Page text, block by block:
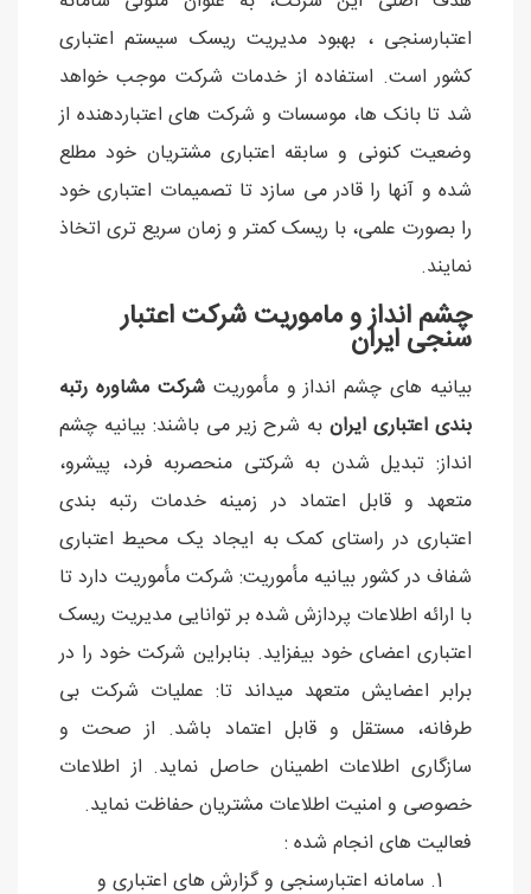
اعتبارسنجی ، بهبود مديريت ريسک سيستم اعتباری
کشور است. استفاده از خدمات شرکت موجب خواهد
شد تا بانک ها، موسسات و شرکت های اعتباردهنده از
وضعيت کنونی و سابقه اعتباری مشتريان خود مطلع
شده و آنها را قادر می سازد تا تصميمات اعتباری خود
را بصورت علمی، با ريسک کمتر و زمان سريع تری اتخاذ
نمايند.
چشم انداز و ماموریت شرکت اعتبار
سنجی ایران
بیانیه های چشم انداز و مأموریتشرکت مشاوره رتبه
بندی اعتباری ایرانبه شرح زیر می باشند: بیانیه چشم
انداز: تبدیل شدن به شرکتی منحصربه فرد، پیشرو،
متعهد و قابل اعتماد در زمینه خدمات رتبه بندی
اعتباری در راستای کمک به ایجاد یک محیط اعتباری
شفاف در کشور بیانیه مأموریت: شرکت مأموریت دارد تا
با ارائه اطلاعات پردازش شده بر توانایی مدیریت ریسک
اعتباری اعضای خود بیفزاید. بنابراین شرکت خود را در
برابر اعضایش متعهد میداند تا: عملیات شرکت بی
طرفانه، مستقل و قابل اعتماد باشد. از صحت و
سازگاری اطلاعات اطمینان حاصل نماید. از اطلاعات
خصوصی و امنیت اطلاعات مشتریان حفاظت نماید.
فعالیت های انجام شده :
سامانه اعتبارسنجی و گزارش های اعتباری و